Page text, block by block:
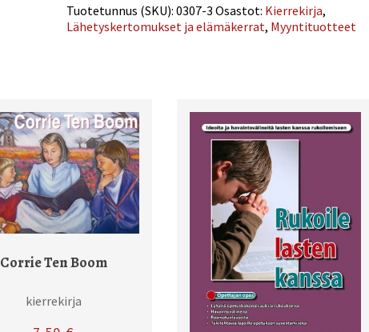
Tuotetunnus (SKU):0307-3 Osastot: Kierrekirja,
Lähetyskertomukset ja elämäkerrat, Myyntituotteet
Corrie Ten Boom
kierrekirja